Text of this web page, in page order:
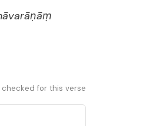
for this verse